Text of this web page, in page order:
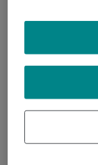
La
transformando
su mayor